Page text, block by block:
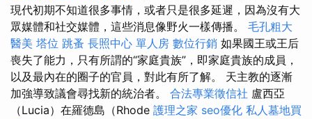
現代初期不知道很多事情，或者只是很多延遲，因為沒有大
眾媒體和社交媒體，這些消息像野火一樣傳播。 毛孔粗大
醫美 塔位 跳蚤 長照中心 單人房 數位行銷 如果國王或王后
喪失了能力，只有所謂的“家庭貴族”，即家庭貴族的成員，
以及最內在的圈子的官員，對此有所了解。 天主教的逐漸
加強導致議會尋找新的統治者。 合法專業徵信社 盧西亞
（Lucia）在羅德島（Rhode 護理之家 seo優化 私人墓地買